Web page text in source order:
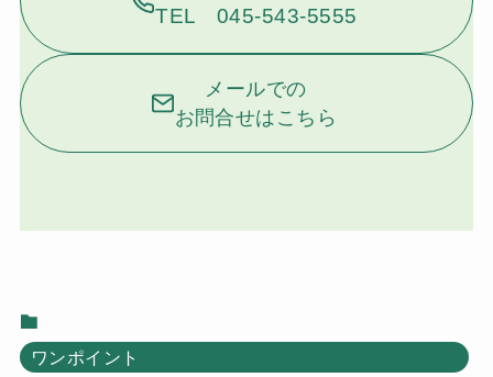
TEL 045-543-5555
メールでの
お問合せはこちら
ワンポイント